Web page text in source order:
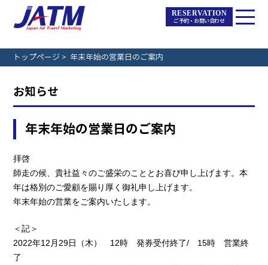
RESERVATION
ご予約・お問い合わせ
トップページ > 年末年始の営業日のご案内
お知らせ
年末年始の営業日のご案内
拝啓
師走の候、貴社益々のご盛栄のこととお喜び申し上げます。本
年は格別のご愛顧を賜り厚く御礼申し上げます。
年末年始の営業をご案内いたします。
＜記＞
2022年12月29日（木） 12時 発券受付終了/ 15時 営業終
了